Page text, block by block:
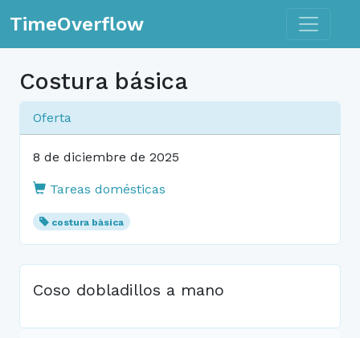
TimeOverflow Toggle
Costura básica
Oferta
8 de diciembre de 2025
Tareas domésticas
costura bàsica
Coso dobladillos a mano